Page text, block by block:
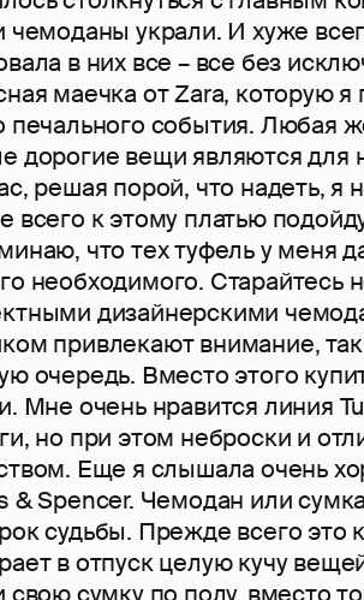
чемоданы украли. И хуже
в них все – все без
маечка от Zara, которую я
печального события. Любая
дорогие вещи являются
решая порой, что надеть,
всего к этому платью
что тех туфель у меня
необходимого. Старайтесь
дизайнерскими
привлекают внимание, так
очередь. Вместо этого
Мне очень нравится линия
но при этом неброски и
Еще я слышала очень
& Spencer. Чемодан или
судьбы. Прежде всего это
в отпуск целую кучу
свою сумку по полу, вместо